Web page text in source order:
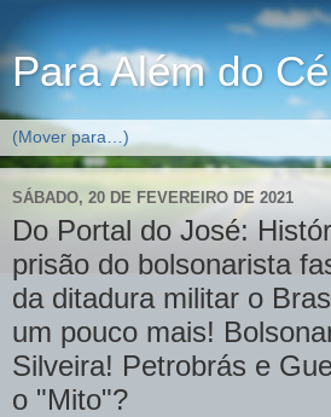
Para Além do
SÁBADO, 20 DE FEVEREIRO DE 2021
Do Portal do José:
prisão do bolsonarista
da ditadura militar o
um pouco mais!
Silveira! Petrobrás e
o "Mito"?